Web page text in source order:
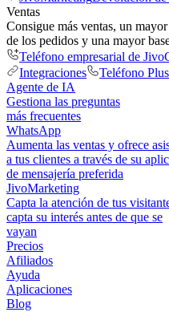
Ventas
Consigue más ventas, un
de los pedidos y una mayor
Teléfono empresarial de
Integraciones
Teléfono Plus
Agente de IA
Gestiona las preguntas
más frecuentes
WhatsApp
Aumenta las ventas y ofrece
a tus clientes a través de su
de mensajería preferida
JivoMarketing
Capta la atención de tus
capta su interés antes de que se
vayan
Precios
Afiliados
Ayuda
Aplicaciones
Blog